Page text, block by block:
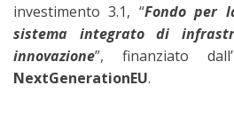
investimento 3.1, “Fondo per
sistema integrato di
innovazione”, finanziato
NextGenerationEU.